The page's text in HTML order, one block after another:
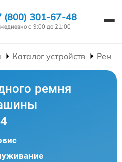
(800) 301-67-48
с 9:00 до 21:00
Каталог устройств
ремня